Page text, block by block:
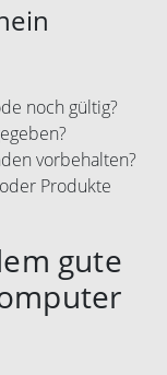
noch gültig?
vorbehalten?
Produkte
gute